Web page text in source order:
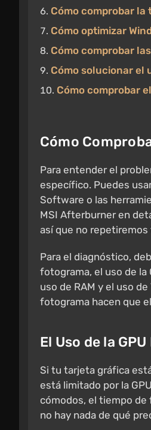
Cómo comprobar la
Cómo optimizar
Cómo comprobar
Cómo solucionar el
Cómo comprobar
Cómo
Para entender el
específico. Puedes
Software o las
MSI Afterburner en
así que no repetiremos
Para el diagnóstico,
fotograma, el uso de la
uso de RAM y el uso
fotograma hacen que
El Uso de la
Si tu tarjeta gráfica
está limitado por la
cómodos, el tiempo
no hay nada de qué